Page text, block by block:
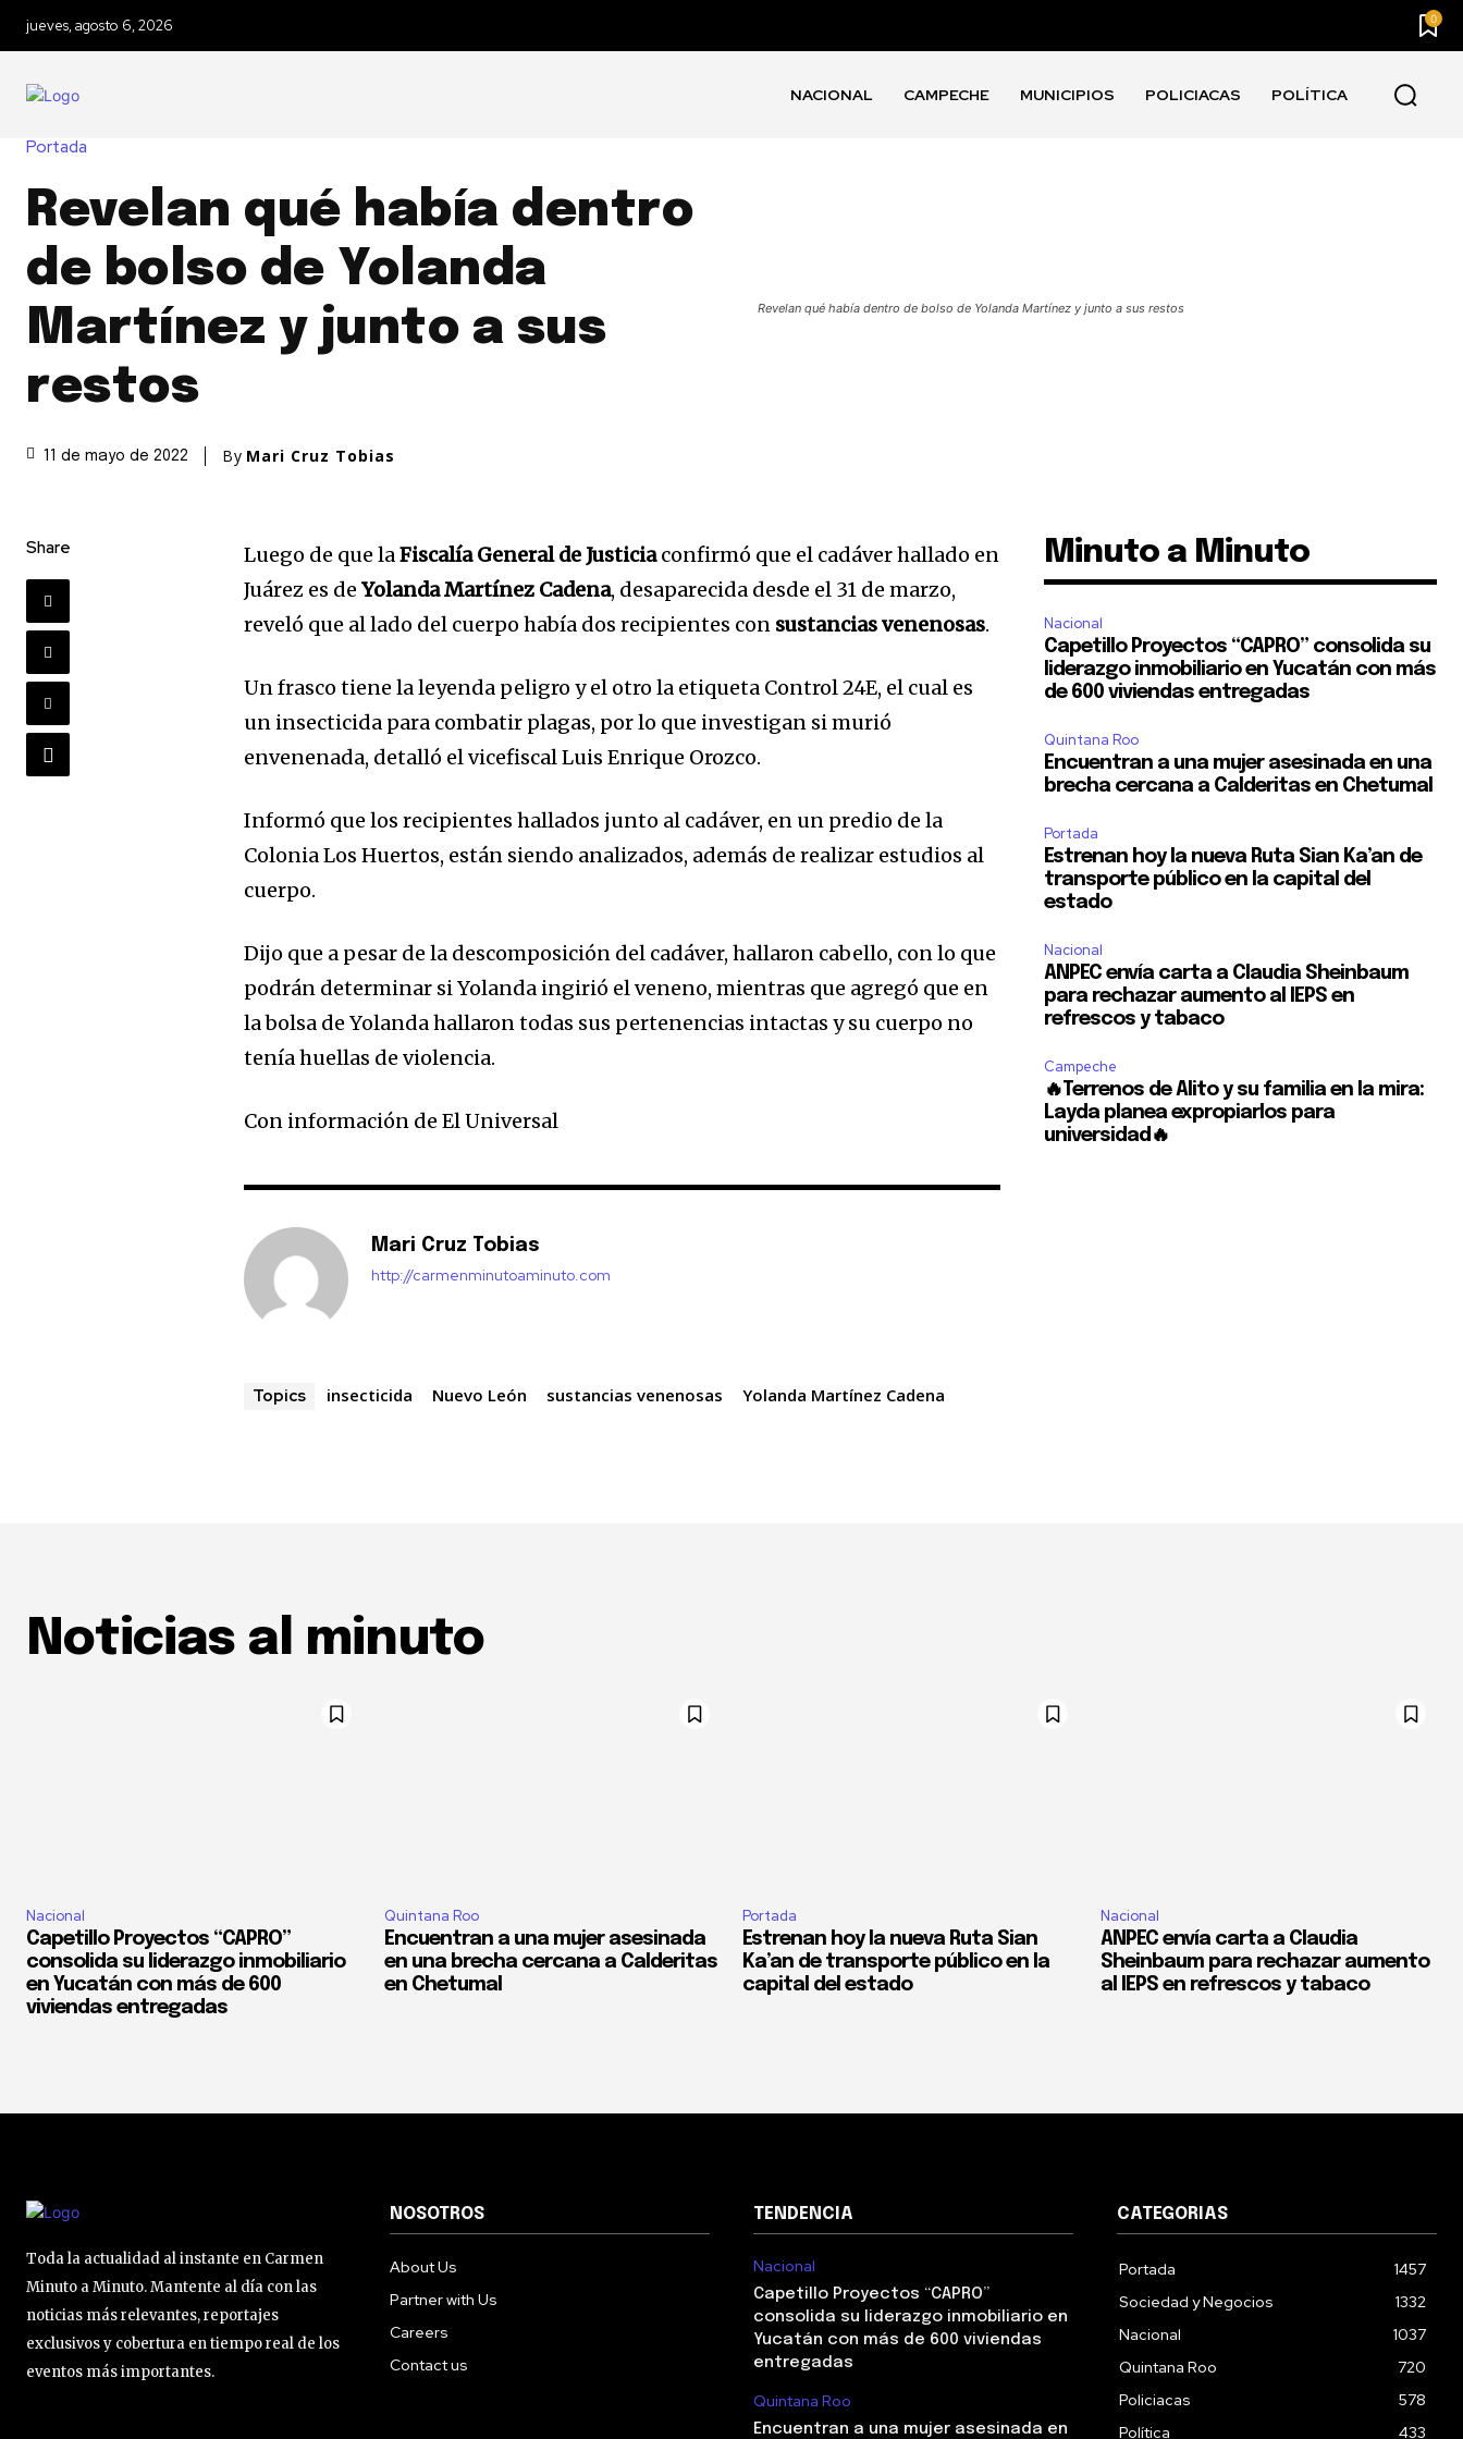
jueves, agosto 6, 2026 0
NACIONAL CAMPECHE MUNICIPIOS POLICIACAS POLÍTICA
Portada
Revelan qué había dentro
de bolso de Yolanda
Martínez y junto a sus
restos
11 de mayo de 2022 By Mari Cruz Tobias
Revelan qué había dentro de bolso de Yolanda Martínez y junto a sus restos
Share Luego de que laFiscalía General de Justiciaconfirmó que el cadáver hallado en
Juárez es deYolanda Martínez Cadena, desaparecida desde el 31 de marzo,
reveló que al lado del cuerpo había dos recipientes con sustancias venenosas.
Un frasco tiene la leyenda peligro y el otro la etiqueta Control 24E, el cual es
un insecticida para combatir plagas, por lo que investigan si murió
envenenada, detalló el vicefiscal Luis Enrique Orozco.
Informó que los recipientes hallados junto al cadáver, en un predio de la
Colonia Los Huertos, están siendo analizados, además de realizar estudios al
cuerpo.
Dijo que a pesar de la descomposición del cadáver, hallaron cabello, con lo que
podrán determinar si Yolanda ingirió el veneno, mientras que agregó que en
la bolsa de Yolanda hallaron todas sus pertenencias intactas y su cuerpo no
tenía huellas de violencia.
Con información de El Universal
Mari Cruz Tobias
http://carmenminutoaminuto.com
Topics insecticida Nuevo León sustancias venenosas Yolanda Martínez Cadena
Minuto a Minuto
Nacional
Capetillo Proyectos “CAPRO” consolida su
liderazgo inmobiliario en Yucatán con más
de 600 viviendas entregadas
Quintana Roo
Encuentran a una mujer asesinada en una
brecha cercana a Calderitas en Chetumal
Portada
Estrenan hoy la nueva Ruta Sian Ka’an de
transporte público en la capital del
estado
Nacional
ANPEC envía carta a Claudia Sheinbaum
para rechazar aumento al IEPS en
refrescos y tabaco
Campeche
🔥Terrenos de Alito y su familia en la mira:
Layda planea expropiarlos para
universidad🔥
Noticias al minuto
Nacional
Capetillo Proyectos “CAPRO”
consolida su liderazgo inmobiliario
en Yucatán con más de 600
viviendas entregadas
Quintana Roo
Encuentran a una mujer asesinada
en una brecha cercana a Calderitas
en Chetumal
Portada
Estrenan hoy la nueva Ruta Sian
Ka’an de transporte público en la
capital del estado
Nacional
ANPEC envía carta a Claudia
Sheinbaum para rechazar aumento
al IEPS en refrescos y tabaco
Toda la actualidad al instante en Carmen
Minuto a Minuto. Mantente al día con las
noticias más relevantes, reportajes
exclusivos y cobertura en tiempo real de los
eventos más importantes.
NOSOTROS
About Us
Partner with Us
Careers
Contact us
TENDENCIA
Nacional
Capetillo Proyectos “CAPRO”
consolida su liderazgo inmobiliario en
Yucatán con más de 600 viviendas
entregadas
Quintana Roo
Encuentran a una mujer asesinada en
CATEGORIAS
Portada
1457
Sociedad y Negocios
1332
Nacional
1037
Quintana Roo
720
Policiacas
578
Política
433